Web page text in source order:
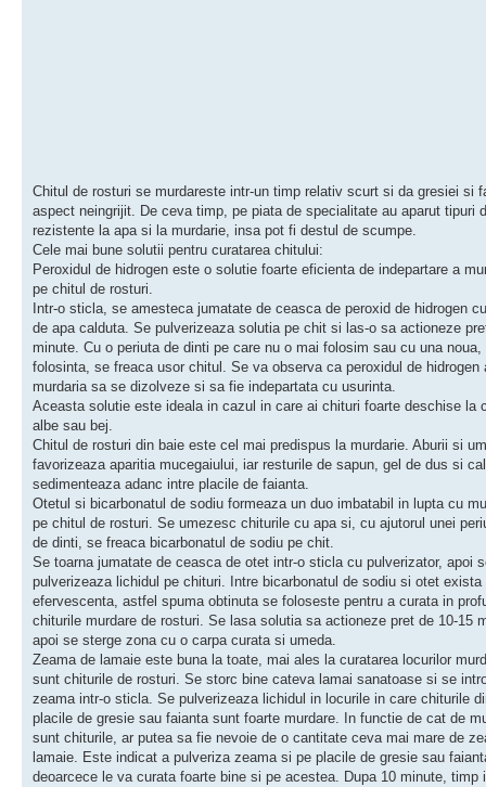
Chitul de rosturi se murdareste intr-un timp relativ scurt si da gresiei si
aspect neingrijit. De ceva timp, pe piata de specialitate au aparut tipuri
rezistente la apa si la murdarie, insa pot fi destul de scumpe.
Cele mai bune solutii pentru curatarea chitului:
Peroxidul de hidrogen este o solutie foarte eficienta de indepartare a
pe chitul de rosturi.
Intr-o sticla, se amesteca jumatate de ceasca de peroxid de hidrogen
de apa calduta. Se pulverizeaza solutia pe chit si las-o sa actioneze
minute. Cu o periuta de dinti pe care nu o mai folosim sau cu una noua,
folosinta, se freaca usor chitul. Se va observa ca peroxidul de hidrogen
murdaria sa se dizolveze si sa fie indepartata cu usurinta.
Aceasta solutie este ideala in cazul in care ai chituri foarte deschise la
albe sau bej.
Chitul de rosturi din baie este cel mai predispus la murdarie. Aburii si
favorizeaza aparitia mucegaiului, iar resturile de sapun, gel de dus si
sedimenteaza adanc intre placile de faianta.
Otetul si bicarbonatul de sodiu formeaza un duo imbatabil in lupta cu
pe chitul de rosturi. Se umezesc chiturile cu apa si, cu ajutorul unei
de dinti, se freaca bicarbonatul de sodiu pe chit.
Se toarna jumatate de ceasca de otet intr-o sticla cu pulverizator, apoi
pulverizeaza lichidul pe chituri. Intre bicarbonatul de sodiu si otet exista
efervescenta, astfel spuma obtinuta se foloseste pentru a curata in
chiturile murdare de rosturi. Se lasa solutia sa actioneze pret de 10-15
apoi se sterge zona cu o carpa curata si umeda.
Zeama de lamaie este buna la toate, mai ales la curatarea locurilor
sunt chiturile de rosturi. Se storc bine cateva lamai sanatoase si se
zeama intr-o sticla. Se pulverizeaza lichidul in locurile in care chiturile
placile de gresie sau faianta sunt foarte murdare. In functie de cat de
sunt chiturile, ar putea sa fie nevoie de o cantitate ceva mai mare de
lamaie. Este indicat a pulveriza zeama si pe placile de gresie sau
deoarcece le va curata foarte bine si pe acestea. Dupa 10 minute, timp